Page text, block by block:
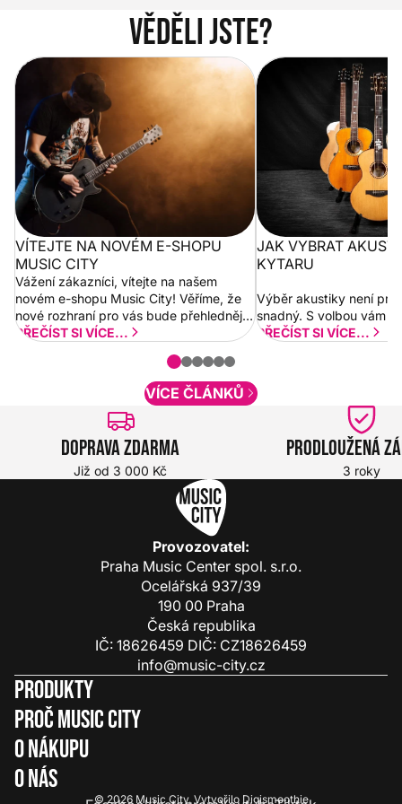
Věděli jste?
Vítejte na novém e-shopu Music
City
VÍTEJTE NA NOVÉM E-SHOPU
MUSIC CITY
Vážení zákazníci, vítejte na našem
novém e-shopu Music City! Věříme, že
nové rozhraní pro vás bude přehlednější
a rychlejší. Postupně budeme přidávat
PŘEČÍST SI VÍCE...
Jak vybrat
JAK VYBRAT
KYTARU
Výběr akustiky není pro
snadný. S volbou vám
PŘEČÍST SI VÍCE...
VÍCE ČLÁNKŮ
Doprava zdarma
Již od 3 000 Kč
Prodloužená
3 roky
Provozovatel:
Praha Music Center spol. s.r.o.
Ocelářská 937/39
190 00 Praha
Česká republika
IČ: 18626459 DIČ: CZ18626459
info@music-city.cz
Produkty
Proč Music City
O nákupu
O nás
© 2026 Music City. Vytvořilo Digismoothie